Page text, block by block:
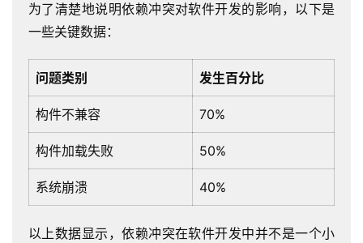
为了清楚地说明依赖冲突对软件开发的影响，以下是
一些关键数据：
问题类别 发生百分比
构件不兼容 70%
构件加载失败 50%
系统崩溃 40%
以上数据显示，依赖冲突在软件开发中并不是一个小